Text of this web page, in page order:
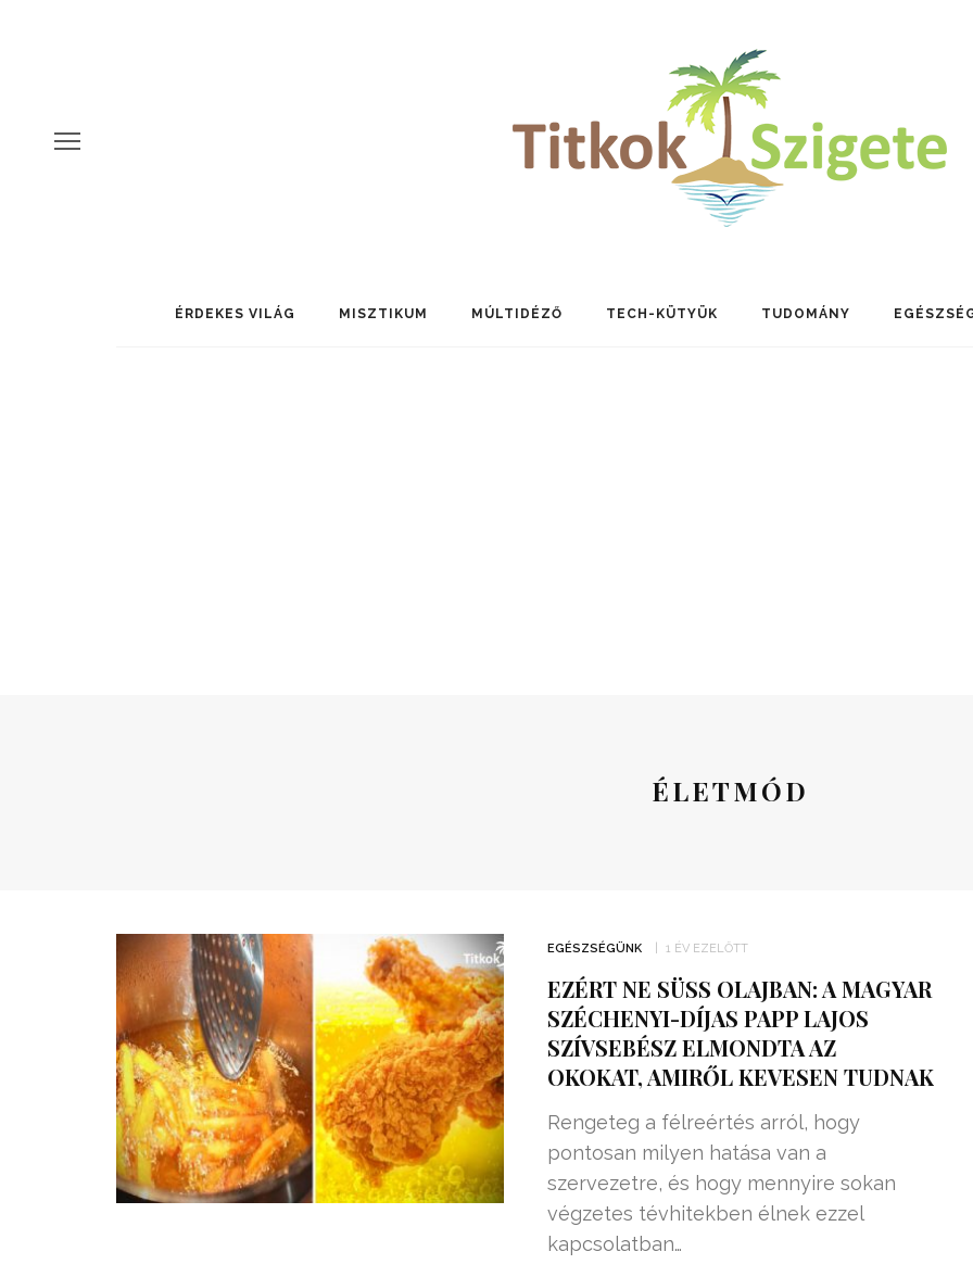
ÉRDEKES VILÁG MISZTIKUM MÚLTIDÉZŐ TECH-KÜTYÜK TUDOMÁNY
ÉLETMÓD
EGÉSZSÉGÜNK 1 ÉV EZELŐTT
EZÉRT NE SÜSS OLAJBAN: A MAGYAR
SZÉCHENYI-DÍJAS PAPP LAJOS
SZÍVSEBÉSZ ELMONDTA AZ
OKOKAT, AMIRŐL KEVESEN TUDNAK
Rengeteg a félreértés arról, hogy
pontosan milyen hatása van a
szervezetre, és hogy mennyire sokan
végzetes tévhitekben élnek ezzel
kapcsolatban…